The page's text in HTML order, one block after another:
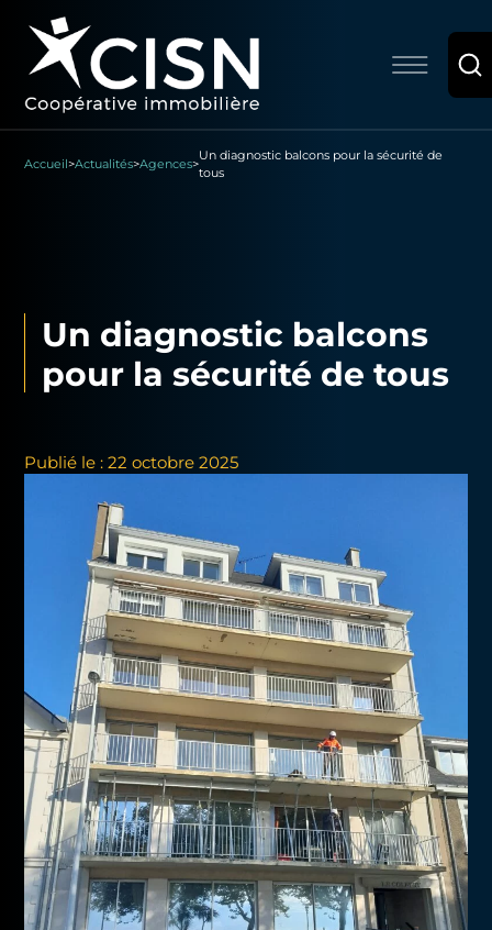
Accueil>Actualités>Agences>
Un diagnostic balcons pour la sécurité de
tous
Un diagnostic balcons
pour la sécurité de tous
Publié le : 22 octobre 2025